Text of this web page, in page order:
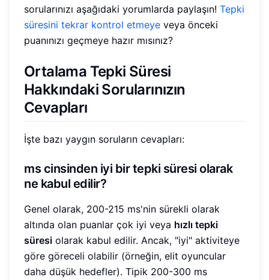
sorularınızı aşağıdaki yorumlarda paylaşın! Tepki
süresini tekrar kontrol etmeye veya önceki
puanınızı geçmeye hazır mısınız?
Ortalama Tepki Süresi
Hakkındaki Sorularınızın
Cevapları
İşte bazı yaygın soruların cevapları:
ms cinsinden iyi bir tepki süresi olarak
ne kabul edilir?
Genel olarak, 200-215 ms'nin sürekli olarak
altında olan puanlar çok iyi veya hızlı tepki
süresi olarak kabul edilir. Ancak, "iyi" aktiviteye
göre göreceli olabilir (örneğin, elit oyuncular
daha düşük hedefler). Tipik 200-300 ms